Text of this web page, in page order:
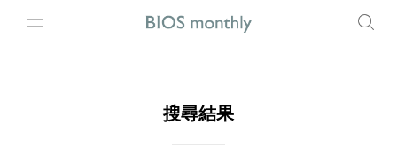
搜尋結果